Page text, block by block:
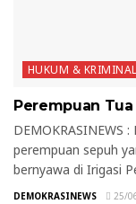
HUKUM & KRIMINAL
Perempuan
DEMOKRASINEWS
perempuan sepuh
bernyawa di Irigasi
DEMOKRASINEWS 25/